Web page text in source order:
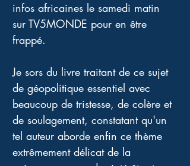
infos africaines le samedi matin
sur TV5MONDE pour en être
frappé.
Je sors du livre traitant de ce sujet
de géopolitique essentiel avec
beaucoup de tristesse, de colère et
de soulagement, constatant qu'un
tel auteur aborde enfin ce thème
extrêmement délicat de la